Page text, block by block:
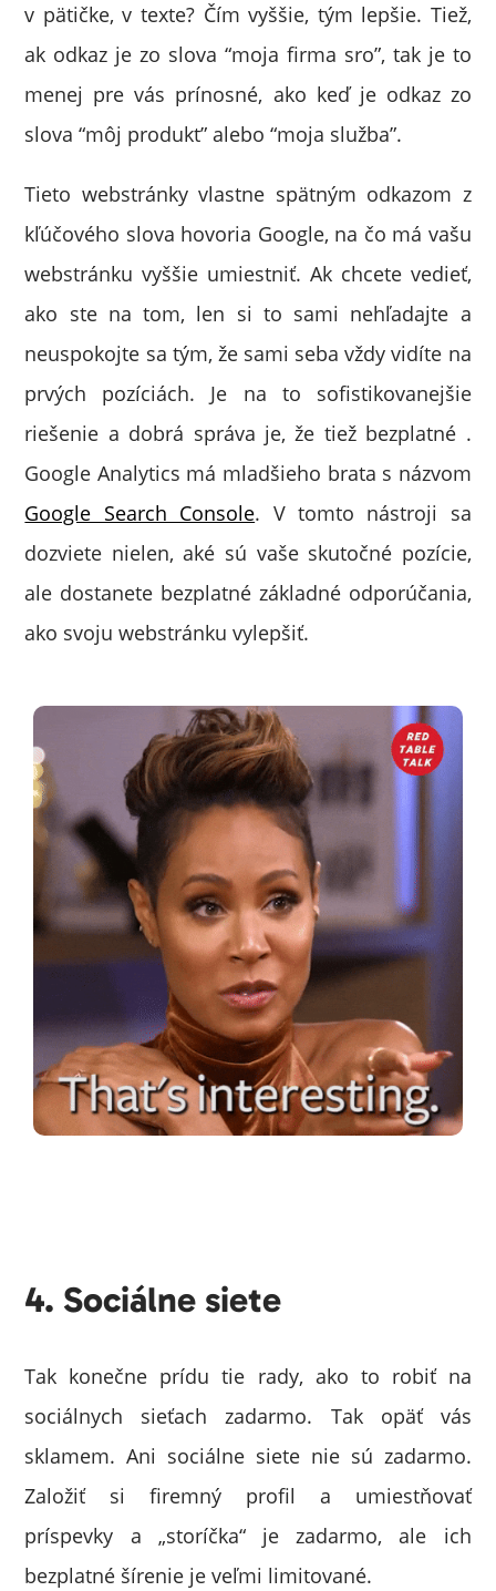
v pätičke, v texte? Čím vyššie, tým lepšie. Tiež,
ak odkaz je zo slova “moja firma sro”, tak je to
menej pre vás prínosné, ako keď je odkaz zo
slova “môj produkt” alebo “moja služba”.
Tieto webstránky vlastne spätným odkazom z
kľúčového slova hovoria Google, na čo má vašu
webstránku vyššie umiestniť. Ak chcete vedieť,
ako ste na tom, len si to sami nehľadajte a
neuspokojte sa tým, že sami seba vždy vidíte na
prvých pozíciách. Je na to sofistikovanejšie
riešenie a dobrá správa je, že tiež bezplatné .
Google Analytics má mladšieho brata s názvom
Google Search Console. V tomto nástroji sa
dozviete nielen, aké sú vaše skutočné pozície,
ale dostanete bezplatné základné odporúčania,
ako svoju webstránku vylepšiť.
4. Sociálne siete
Tak konečne prídu tie rady, ako to robiť na
sociálnych sieťach zadarmo. Tak opäť vás
sklamem. Ani sociálne siete nie sú zadarmo.
Založiť si firemný profil a umiestňovať
príspevky a „storíčka“ je zadarmo, ale ich
bezplatné šírenie je veľmi limitované.